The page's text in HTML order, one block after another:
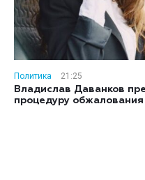
Политика
21:25
Владислав Даванков
процедуру